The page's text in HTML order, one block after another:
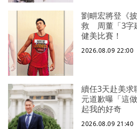
劉畊宏將登《
救 周董「3字
健美比賽！
2026.08.09 22:00
續任3天赴美
元道歉曝「這
起我的好奇
2026.08.09 21:40